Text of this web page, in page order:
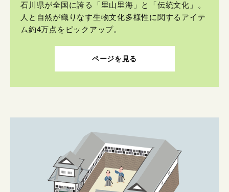
石川県が全国に誇る「里山里海」と「伝統文化」。
人と自然が織りなす生物文化多様性に関するアイテ
ム約4万点をピックアップ。
ページを見る